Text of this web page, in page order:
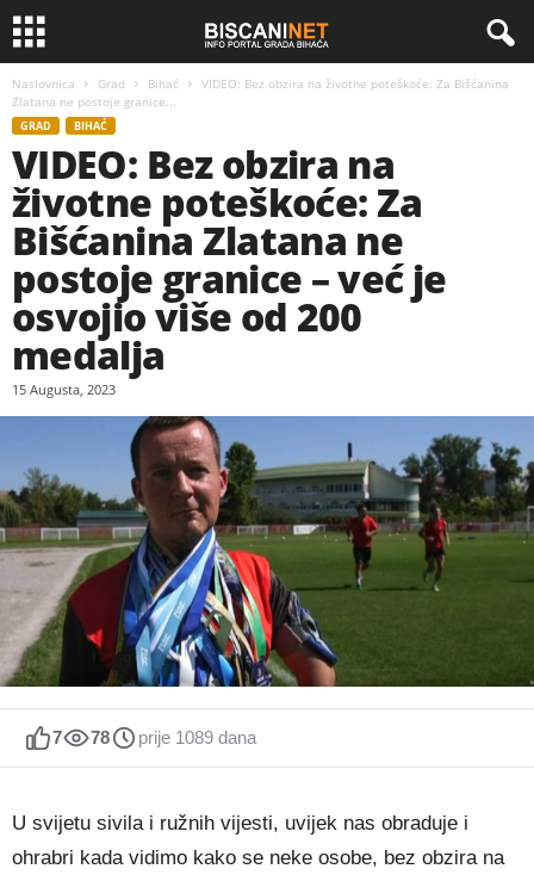
Naslovnica Grad Bihać
VIDEO: Bez obzira na životne poteškoće: Za Bišćanina
Zlatana ne postoje granice...
GRAD BIHAĆ
VIDEO: Bez obzira na
životne poteškoće: Za
Bišćanina Zlatana ne
postoje granice – već je
osvojio više od 200
medalja
15 Augusta, 2023
7 78 prije 1089 dana
U svijetu sivila i ružnih vijesti, uvijek nas obraduje i
ohrabri kada vidimo kako se neke osobe, bez obzira na